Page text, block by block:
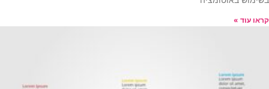
קראו עוד »